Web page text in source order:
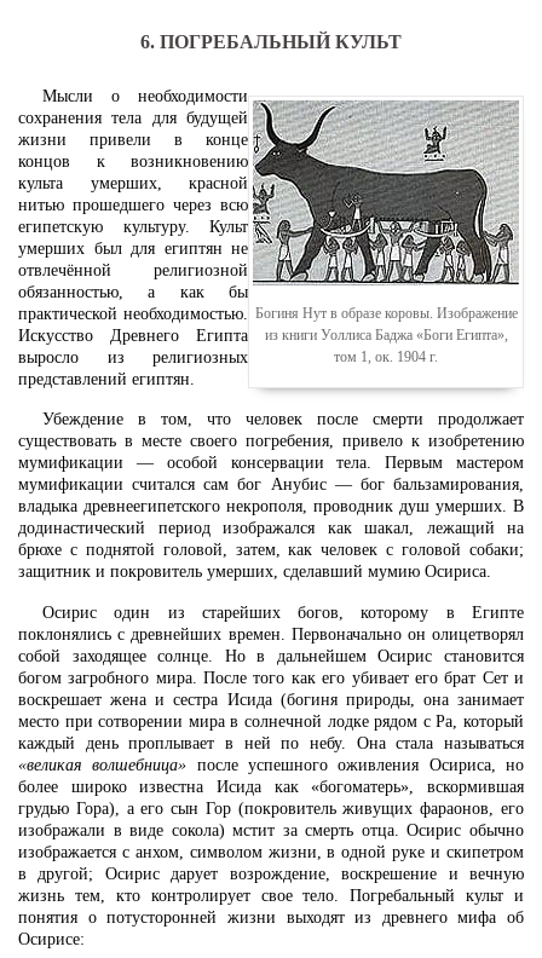
6. ПОГРЕБАЛЬНЫЙ КУЛЬТ
Богиня Нут в образе коровы. Изображение
из книги Уоллиса Баджа «Боги Египта»,
том 1, ок. 1904 г.
Мысли о необходимости
сохранения тела для будущей
жизни привели в конце
концов к возникновению
культа умерших, красной
нитью прошедшего через всю
египетскую культуру. Культ
умерших был для египтян не
отвлечённой религиозной
обязанностью, а как бы
практической необходимостью.
Искусство Древнего Египта
выросло из религиозных
представлений египтян.
Убеждение в том, что человек после смерти продолжает
существовать в месте своего погребения, привело к изобретению
мумификации — особой консервации тела. Первым мастером
мумификации считался сам бог Анубис — бог бальзамирования,
владыка древнеегипетского некрополя, проводник душ умерших. В
додинастический период изображался как шакал, лежащий на
брюхе с поднятой головой, затем, как человек с головой собаки;
защитник и покровитель умерших, сделавший мумию Осириса.
Осирис один из старейших богов, которому в Египте
поклонялись с древнейших времен. Первоначально он олицетворял
собой заходящее солнце. Но в дальнейшем Осирис становится
богом загробного мира. После того как его убивает его брат Сет и
воскрешает жена и сестра Исида (богиня природы, она занимает
место при сотворении мира в солнечной лодке рядом с Ра, который
каждый день проплывает в ней по небу. Она стала называться
«великая волшебница» после успешного оживления Осириса, но
более широко известна Исида как «богоматерь», вскормившая
грудью Гора), а его сын Гор (покровитель живущих фараонов, его
изображали в виде сокола) мстит за смерть отца. Осирис обычно
изображается с анхом, символом жизни, в одной руке и скипетром
в другой; Осирис дарует возрождение, воскрешение и вечную
жизнь тем, кто контролирует свое тело. Погребальный культ и
понятия о потусторонней жизни выходят из древнего мифа об
Осирисе: